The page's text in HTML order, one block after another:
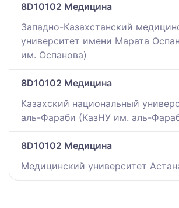
8D10102 Медицина
Западно-Казахстанский
университет имени Марата
им. Оспанова)
8D10102 Медицина
Казахский национальный
аль-Фараби (КазНУ им. аль-
8D10102 Медицина
Медицинский университет